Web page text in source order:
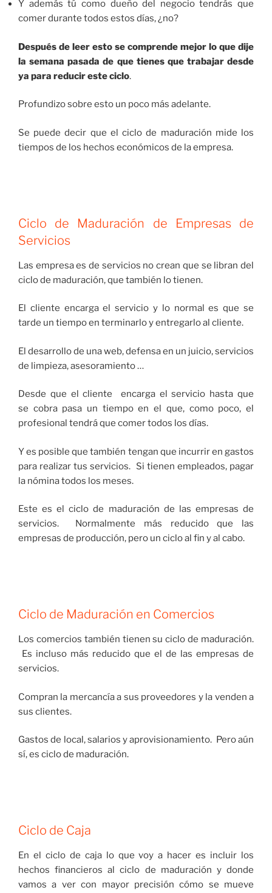
Y además tú como dueño del negocio tendrás que
comer durante todos estos días, ¿no?
Después de leer esto se comprende mejor lo que dije
la semana pasada de que tienes que trabajar desde
ya para reducir este ciclo.
Profundizo sobre esto un poco más adelante.
Se puede decir que el ciclo de maduración mide los
tiempos de los hechos económicos de la empresa.
Ciclo de Maduración de Empresas de
Servicios
Las empresa es de servicios no crean que se libran del
ciclo de maduración, que también lo tienen.
El cliente encarga el servicio y lo normal es que se
tarde un tiempo en terminarlo y entregarlo al cliente.
El desarrollo de una web, defensa en un juicio, servicios
de limpieza, asesoramiento …
Desde que el cliente encarga el servicio hasta que
se cobra pasa un tiempo en el que, como poco, el
profesional tendrá que comer todos los días.
Y es posible que también tengan que incurrir en gastos
para realizar tus servicios. Si tienen empleados, pagar
la nómina todos los meses.
Este es el ciclo de maduración de las empresas de
servicios. Normalmente más reducido que las
empresas de producción, pero un ciclo al fin y al cabo.
Ciclo de Maduración en Comercios
Los comercios también tienen su ciclo de maduración.
Es incluso más reducido que el de las empresas de
servicios.
Compran la mercancía a sus proveedores y la venden a
sus clientes.
Gastos de local, salarios y aprovisionamiento. Pero aún
sí, es ciclo de maduración.
Ciclo de Caja
En el ciclo de caja lo que voy a hacer es incluir los
hechos financieros al ciclo de maduración y donde
vamos a ver con mayor precisión cómo se mueve